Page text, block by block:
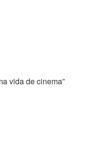
vida de cinema”